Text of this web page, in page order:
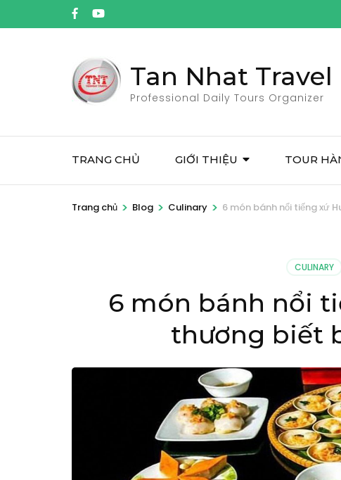
qua
Tan Nhat Travel
Professional Daily Tours Organizer
TRANG CHỦ GIỚI THIỆU TOUR
Trang chủ > Blog > Culinary > 6 món bánh nổi tiếng xứ
CULINARY
6 món bánh nổi
thương biết